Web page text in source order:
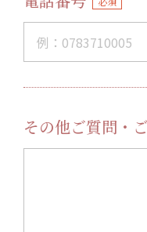
その他ご質問・